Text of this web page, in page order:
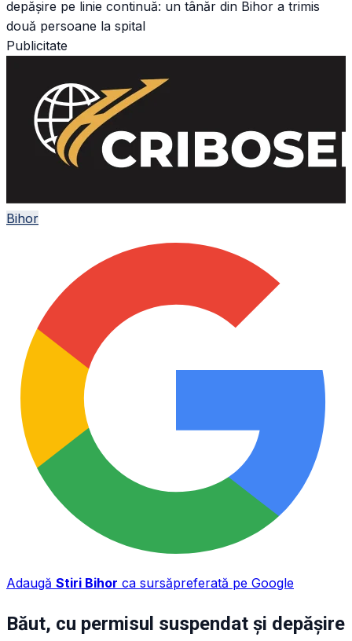
depășire pe linie continuă: un tânăr din Bihor a trimis
două persoane la spital
Publicitate
Bihor
Adaugă Stiri Bihor ca sursăpreferată pe Google
Băut, cu permisul suspendat și depășire